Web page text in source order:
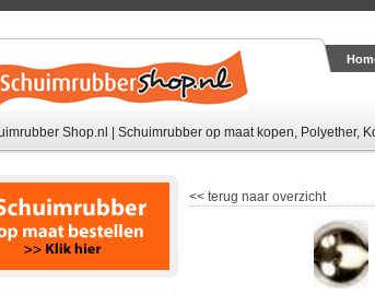
Shop.nl | Schuimrubber op maat kopen, Polyether,
<< terug naar overzicht